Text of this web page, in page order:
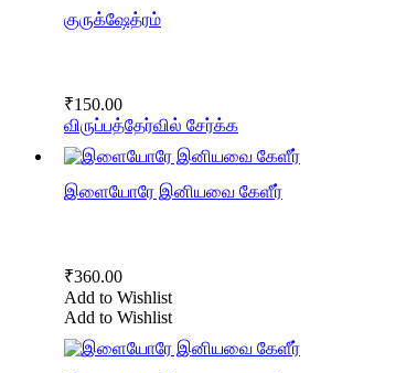
குருக்ஷேத்ரம்
₹150.00
விருப்பத்தேர்வில் சேர்க்க
இளையோரே இனியவை கேளீர்
₹360.00
Add to Wishlist
Add to Wishlist